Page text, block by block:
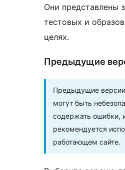
Они представлены
тестовых и
целях.
Предыдущие
Предыдущие версии
могут быть
содержать ошибки,
рекомендуется
работающем сайте.